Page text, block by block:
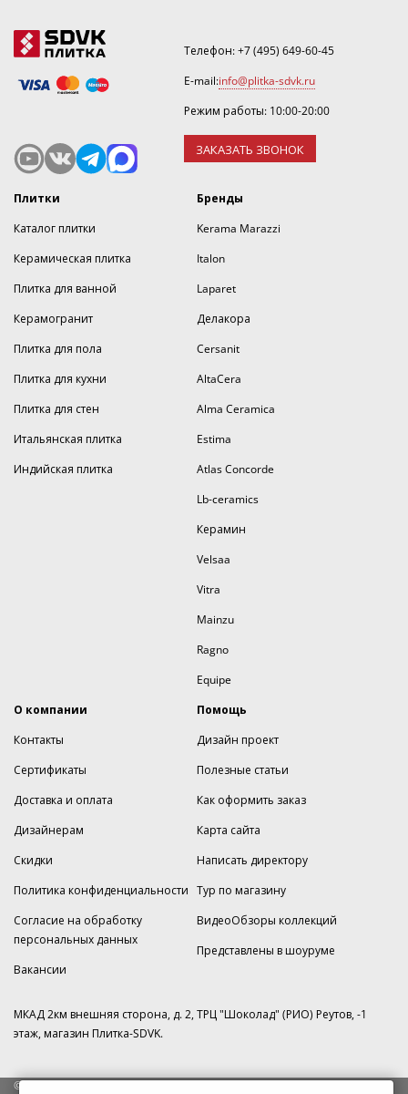
Телефон:+7 (495) 649-60-45
E-mail:info@plitka-sdvk.ru
Режим работы: 10:00-20:00
ЗАКАЗАТЬ ЗВОНОК
Плитки
Каталог плитки
Керамическая плитка
Плитка для ванной
Керамогранит
Плитка для пола
Плитка для кухни
Плитка для стен
Итальянская плитка
Индийская плитка
Бренды
Kerama Marazzi
Italon
Laparet
Делакора
Cersanit
AltaCera
Alma Ceramica
Estima
Atlas Concorde
Lb-ceramics
Керамин
Velsaa
Vitra
Mainzu
Ragno
Equipe
О компании
Контакты
Сертификаты
Доставка и оплата
Дизайнерам
Скидки
Политика конфиденциальности
Согласие на обработку
персональных данных
Вакансии
Помощь
Дизайн проект
Полезные статьи
Как оформить заказ
Карта сайта
Написать директору
Тур по магазину
ВидеоОбзоры коллекций
Представлены в шоуруме
МКАД 2км внешняя сторона, д. 2, ТРЦ "Шоколад" (РИО) Реутов, -1
этаж, магазин Плитка-SDVK.
© 2009—2026 г. Все права защищены